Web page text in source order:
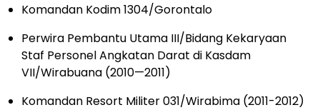
Komandan Kodim 1304/Gorontalo
Perwira Pembantu Utama III/Bidang Kekaryaan
Staf Personel Angkatan Darat di Kasdam
VII/Wirabuana (2010—2011)
Komandan Resort Militer 031/Wirabima (2011-2012)